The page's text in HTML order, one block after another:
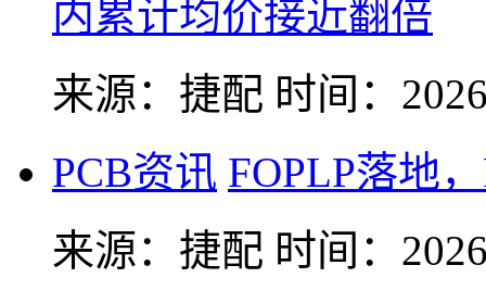
内累计均价接近翻倍
来源：捷配 时间：
PCB资讯 FOPLP落地
来源：捷配 时间：